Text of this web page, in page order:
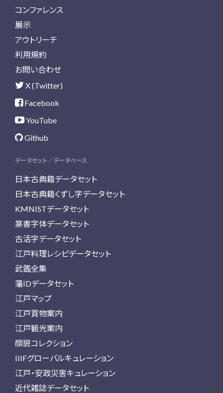
コンファレンス
展示
アウトリーチ
利用規約
お問い合わせ
X (Twitter)
Facebook
YouTube
Github
データセット／データベース
日本古典籍データセット
日本古典籍くずし字データセット
KMNISTデータセット
篆書字体データセット
古活字データセット
江戸料理レシピデータセット
武鑑全集
藩IDデータセット
江戸マップ
江戸買物案内
江戸観光案内
顔貌コレクション
IIIFグローバルキュレーション
江戸・安政災害キュレーション
近代雑誌データセット